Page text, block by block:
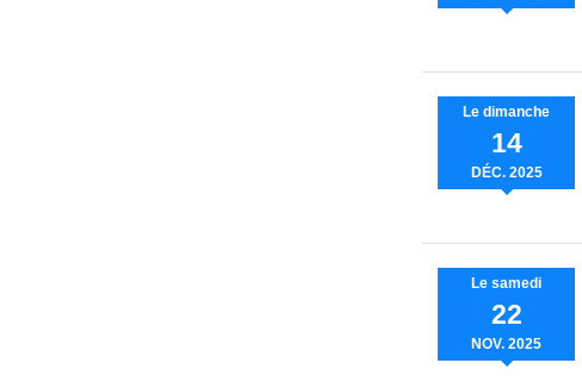
Le dimanche
14
DÉC. 2025
Le samedi
22
NOV. 2025